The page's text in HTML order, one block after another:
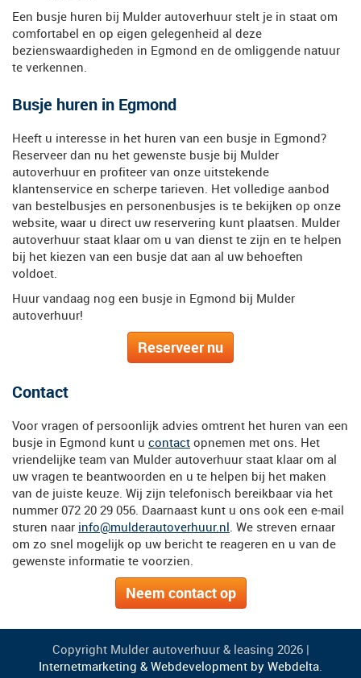
Een busje huren bij Mulder autoverhuur stelt je in staat om
comfortabel en op eigen gelegenheid al deze
bezienswaardigheden in Egmond en de omliggende natuur
te verkennen.
Busje huren in Egmond
Heeft u interesse in het huren van een busje in Egmond?
Reserveer dan nu het gewenste busje bij Mulder
autoverhuur en profiteer van onze uitstekende
klantenservice en scherpe tarieven. Het volledige aanbod
van bestelbusjes en personenbusjes is te bekijken op onze
website, waar u direct uw reservering kunt plaatsen. Mulder
autoverhuur staat klaar om u van dienst te zijn en te helpen
bij het kiezen van een busje dat aan al uw behoeften
voldoet.
Huur vandaag nog een busje in Egmond bij Mulder
autoverhuur!
Reserveer nu
Contact
Voor vragen of persoonlijk advies omtrent het huren van een
busje in Egmond kunt u contact opnemen met ons. Het
vriendelijke team van Mulder autoverhuur staat klaar om al
uw vragen te beantwoorden en u te helpen bij het maken
van de juiste keuze. Wij zijn telefonisch bereikbaar via het
nummer 072 20 29 056. Daarnaast kunt u ons ook een e-mail
sturen naar info@mulderautoverhuur.nl. We streven ernaar
om zo snel mogelijk op uw bericht te reageren en u van de
gewenste informatie te voorzien.
Neem contact op
Copyright Mulder autoverhuur & leasing 2026 |
Internetmarketing & Webdevelopment by Webdelta.